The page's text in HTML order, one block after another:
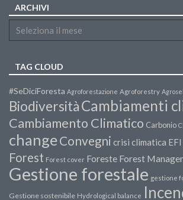
ARCHIVI
TAG CLOUD
#SeDiciForesta Agroforestazione Agroforestry
BiodiversitàCambiamenti
Cambiamento Climatico Carbonio
changeConvegni crisi climatica EFI
Forest Forest cover Foreste Forest
Gestione forestale gestione
Gestione sostenibile Hydrological balance